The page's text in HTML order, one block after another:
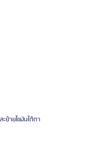
ย้ายไขมันใต้ตา